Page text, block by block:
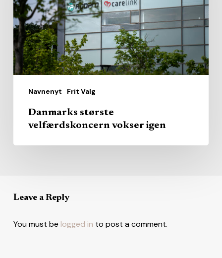
Navnenyt Frit Valg
igen
Danmarks største
velfærdskoncern vokser igen
Leave a Reply
You must be logged in to post a comment.